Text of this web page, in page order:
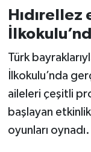
Türk
İlkokulu’nda
aileleri çeşitli
başlayan
oyunları oynadı.